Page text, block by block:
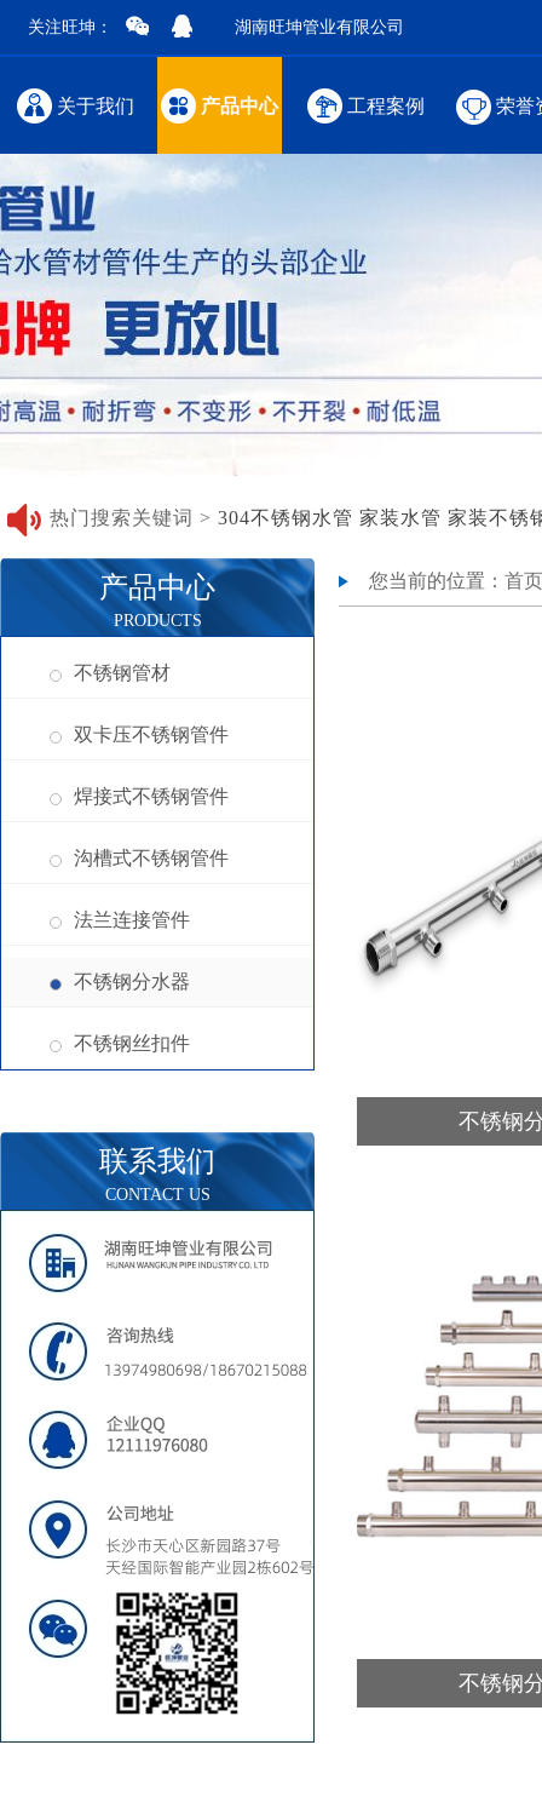
关注旺坤： 湖南旺坤管业有限公司
关于我们 产品中心 工程案例 荣誉
热门搜索关键词 > 304不锈钢水管 家装水管 家装不锈
产品中心
PRODUCTS
不锈钢管材
双卡压不锈钢管件
焊接式不锈钢管件
沟槽式不锈钢管件
法兰连接管件
不锈钢分水器
不锈钢丝扣件
联系我们
CONTACT US
您当前的位置： 首页
不锈钢
不锈钢